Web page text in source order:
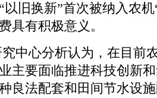
以旧换新”首次被纳入农
具有积极意义。
中心分析认为，在目前
主要面临推进科技创新
良法配套和田间节水设